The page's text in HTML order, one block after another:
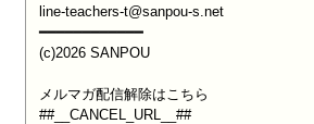
line-teachers-t@sanpou-s.net
━━━━━━━━━━━━
(c)2026 SANPOU
メルマガ配信解除はこちら
##__CANCEL_URL__##